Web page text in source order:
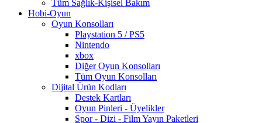
Tüm Sağlık-Kişisel Bakım
Hobi-Oyun
Oyun Konsolları
Playstation 5 / PS5
Nintendo
xbox
Diğer Oyun Konsolları
Tüm Oyun Konsolları
Dijital Ürün Kodları
Destek Kartları
Oyun Pinleri - Üyelikler
Spor - Dizi - Film Yayın Paketleri